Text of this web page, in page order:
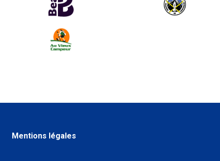
Mentions légales